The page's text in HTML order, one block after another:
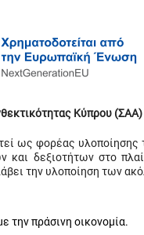
Κύπρου (ΣΑΑ)
ως φορέας
δεξιοτήτων στο
την υλοποίηση των
την πράσινη οικονομία.